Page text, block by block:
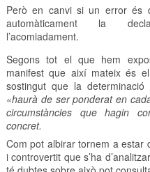
Però en canvi si un error és
automàticament la
l’acomiadament.
Segons tot el que hem
manifest que així mateix és
sostingut que la determinació
«haurà de ser ponderat en
circumstàncies que hagin
concret.
Com pot albirar tornem a estar
i controvertit que s’ha